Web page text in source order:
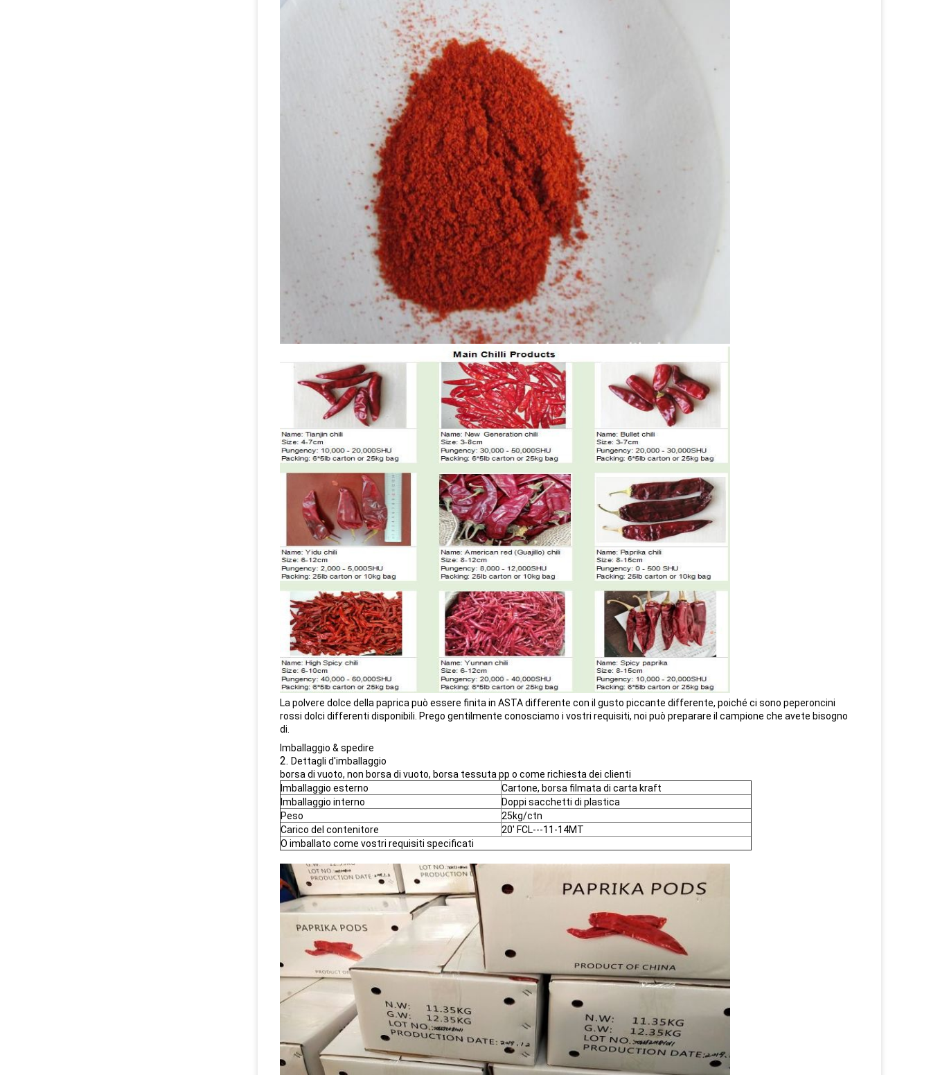
La polvere dolce della paprica può essere finita in ASTA differente con il gusto piccante differente, poiché ci sono peperoncini
rossi dolci differenti disponibili. Prego gentilmente conosciamo i vostri requisiti, noi può preparare il campione che avete bisogno
di.
Imballaggio & spedire
2. Dettagli d'imballaggio
borsa di vuoto, non borsa di vuoto, borsa tessuta pp o come richiesta dei clienti
Imballaggio esterno
Cartone, borsa filmata di carta kraft
Imballaggio interno
Doppi sacchetti di plastica
Peso
25kg/ctn
Carico del contenitore
20' FCL---11-14MT
O imballato come vostri requisiti specificati